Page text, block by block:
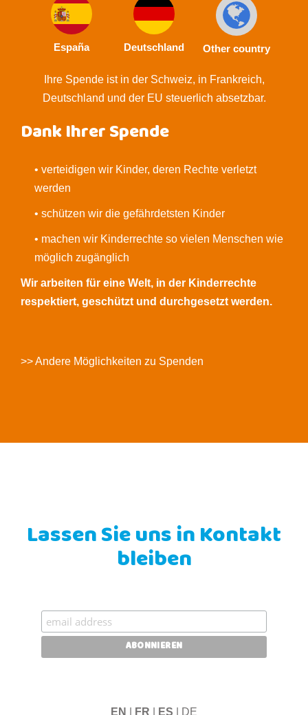
España Deutschland Other country
Ihre Spende ist in der Schweiz, in Frankreich,
Deutschland und der EU steuerlich absetzbar.
Dank Ihrer Spende
• verteidigen wir Kinder, deren Rechte verletzt
werden
• schützen wir die gefährdetsten Kinder
• machen wir Kinderrechte so vielen Menschen wie
möglich zugänglich
Wir arbeiten für eine Welt, in der Kinderrechte
respektiert, geschützt und durchgesetzt werden.
>> Andere Möglichkeiten zu Spenden
Lassen Sie uns in Kontakt
bleiben
EN FR ES | DE